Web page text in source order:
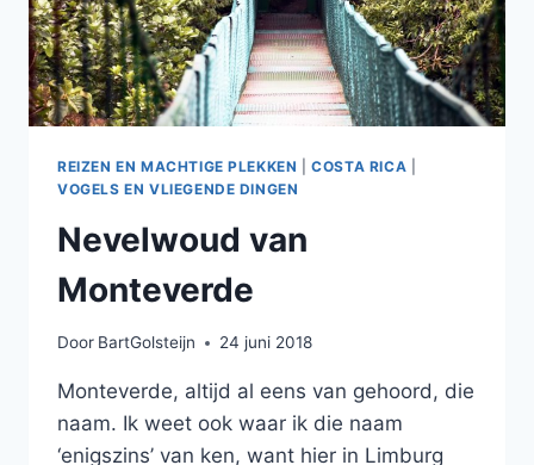
REIZEN EN MACHTIGE PLEKKEN |COSTA RICA
VOGELS EN VLIEGENDE DINGEN
Nevelwoud van
Monteverde
Door BartGolsteijn 24 juni 2018
Monteverde, altijd al eens van gehoord, die
naam. Ik weet ook waar ik die naam
‘enigszins’ van ken, want hier in Limburg